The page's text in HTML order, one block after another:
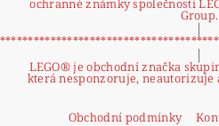
Group.
|
|
LEGO® je obchodní značka
která nesponzoruje,
Obchodní podmínky